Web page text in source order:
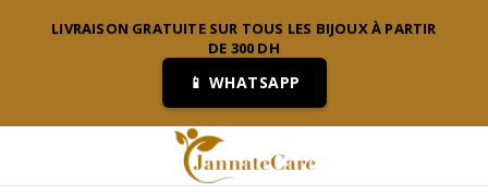
LIVRAISON GRATUITE SUR TOUS LES BIJOUX À PARTIR
DE 300 DH
📱 WHATSAPP